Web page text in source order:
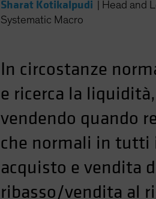
Sharat Kotikalpudi
Head and
Systematic Macro
In circostanze
e ricerca la
vendendo quando
che normali in tutti
acquisto e vendita
ribasso/vendita al